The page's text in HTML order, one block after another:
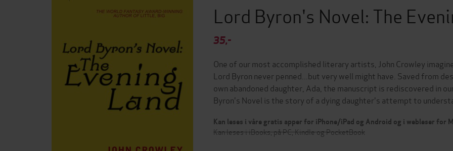
Lord Byron's Novel: The
35,-
One of our most accomplished literary artists, John Crowley
Lord Byron never penned...but very well might have. Saved from
own abandoned daughter, Ada, the manuscript is rediscovered in
Byron's Novel is the story of a dying daughter's attempt to
Kan leses i våre gratis apper for iPhone/iPad og Android og i webleser for
Kan leses i iBooks, på PC, Kindle og PocketBook